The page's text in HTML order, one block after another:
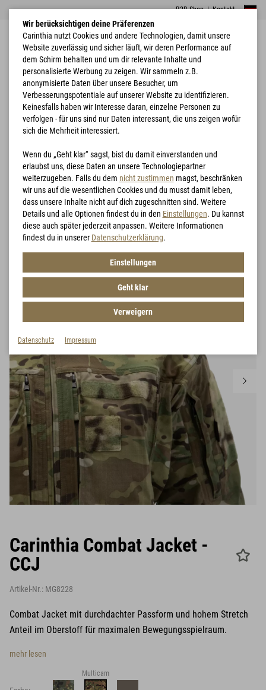
B2B Shop|Kontakt
Home Bekleidung
Combat
Garments
Carinthia Combat Jacket -
Carinthia Combat Jacket -
CCJ
Artikel-Nr.: MG8228
Combat Jacket mit durchdachter Passform und hohem Stretch
Anteil im Oberstoff für maximalen Bewegungsspielraum.
mehr lesen
Multicam
Wir berücksichtigen deine Präferenzen
Carinthia nutzt Cookies und andere Technologien, damit unsere
Website zuverlässig und sicher läuft, wir deren Performance auf
dem Schirm behalten und um dir relevante Inhalte und
personalisierte Werbung zu zeigen. Wir sammeln z.B.
anonymisierte Daten über unsere Besucher, um
Verbesserungspotentiale auf unserer Website zu identifizieren.
Keinesfalls haben wir Interesse daran, einzelne Personen zu
verfolgen - für uns sind nur Daten interessant, die uns zeigen wofür
sich die Mehrheit interessiert.
Wenn du „Geht klar“ sagst, bist du damit einverstanden und
erlaubst uns, diese Daten an unsere Technologiepartner
weiterzugeben. Falls du dem nicht zustimmen magst, beschränken
wir uns auf die wesentlichen Cookies und du musst damit leben,
dass unsere Inhalte nicht auf dich zugeschnitten sind. Weitere
Details und alle Optionen findest du in den Einstellungen. Du kannst
diese auch später jederzeit anpassen. Weitere Informationen
findest du in unserer Datenschutzerklärung.
Einstellungen
Geht klar
Verweigern
Datenschutz Impressum